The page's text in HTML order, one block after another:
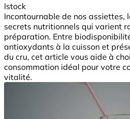
Istock
Incontournable de nos assiettes,
secrets nutritionnels qui varient
préparation. Entre
antioxydants à la cuisson et
du cru, cet article vous aide à
consommation idéal pour votre
vitalité.